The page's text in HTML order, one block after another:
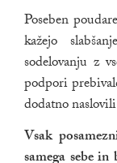
Poseben
kažejo
sodelovanju z
podpori
dodatno
Vsak